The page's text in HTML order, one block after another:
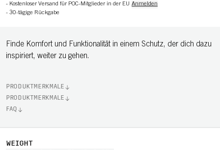
- Kostenloser Versand für POC-Mitglieder in der EU Anmelden
- 30-tägige Rückgabe
Finde Komfort und Funktionalität in einem Schutz, der dich dazu
inspiriert, weiter zu gehen.
PRODUKTMERKMALE
PRODUKTMERKMALE
FAQ
WEIGHT